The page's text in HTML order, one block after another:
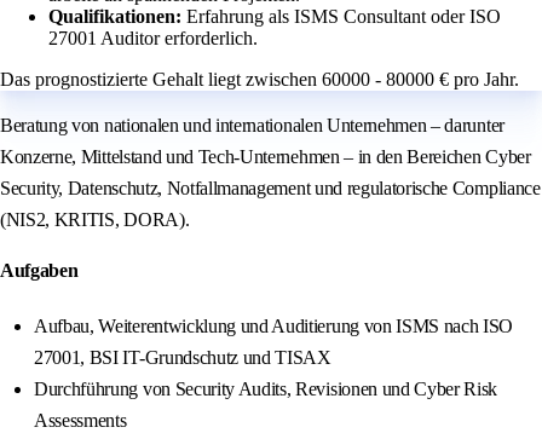
Qualifikationen: Erfahrung als ISMS Consultant oder ISO
27001 Auditor erforderlich.
Das prognostizierte Gehalt liegt zwischen 60000 - 80000 € pro Jahr.
Beratung von nationalen und internationalen Unternehmen – darunter
Konzerne, Mittelstand und Tech-Unternehmen – in den Bereichen Cyber
Security, Datenschutz, Notfallmanagement und regulatorische Compliance
(NIS2, KRITIS, DORA).
Aufgaben
Aufbau, Weiterentwicklung und Auditierung von ISMS nach ISO
27001, BSI IT-Grundschutz und TISAX
Durchführung von Security Audits, Revisionen und Cyber Risk
Assessments